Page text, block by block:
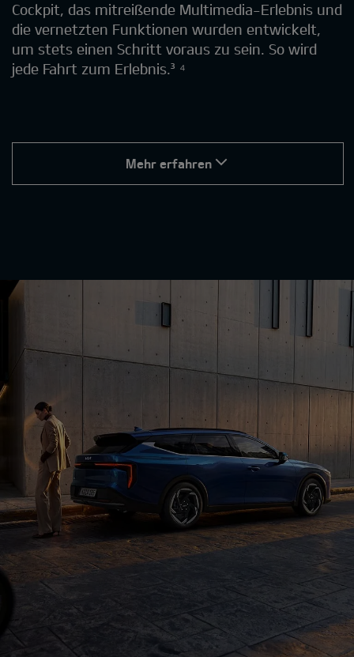
Cockpit, das mitreißende Multimedia-Erlebnis und
die vernetzten Funktionen wurden entwickelt,
um stets einen Schritt voraus zu sein. So wird
jede Fahrt zum Erlebnis.³ ⁴
Mehr erfahren